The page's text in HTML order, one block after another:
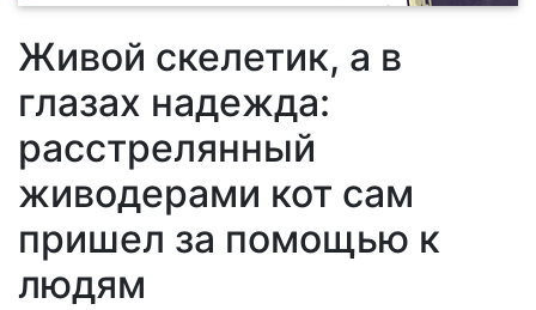
Живой скелетик, а в
глазах надежда:
расстрелянный
живодерами кот сам
пришел за помощью к
людям